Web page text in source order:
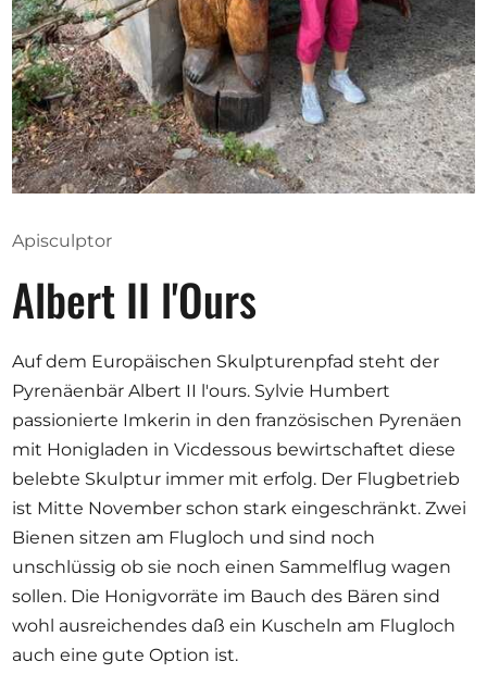
Opportunities
Become a member
Artists
Donate
Partners
Contact
Apisculptor
Albert II l'Ours
Auf dem Europäischen Skulpturenpfad steht der
Pyrenäenbär Albert II l'ours. Sylvie Humbert
passionierte Imkerin in den französischen Pyrenäen
mit Honigladen in Vicdessous bewirtschaftet diese
belebte Skulptur immer mit erfolg. Der Flugbetrieb
ist Mitte November schon stark eingeschränkt. Zwei
Bienen sitzen am Flugloch und sind noch
unschlüssig ob sie noch einen Sammelflug wagen
sollen. Die Honigvorräte im Bauch des Bären sind
wohl ausreichendes daß ein Kuscheln am Flugloch
auch eine gute Option ist.